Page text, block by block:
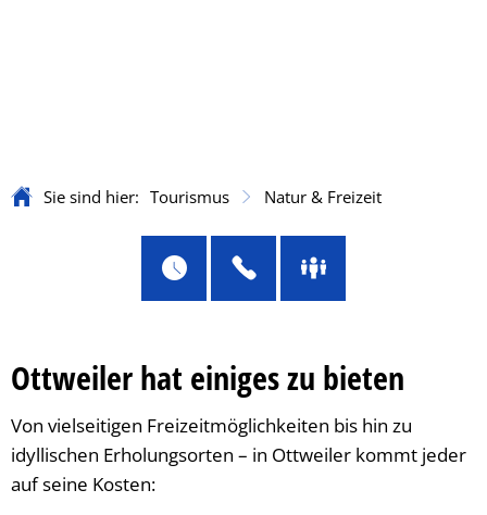
Sie sind hier: Tourismus Natur & Freizeit
Natur
&
Freizeit
Ottweiler hat einiges zu bieten
Von vielseitigen Freizeitmöglichkeiten bis hin zu
idyllischen Erholungsorten – in Ottweiler kommt jeder
auf seine Kosten: